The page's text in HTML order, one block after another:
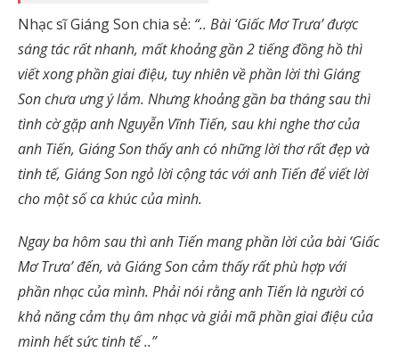
Nhạc sĩ Giáng Son chia sẻ: “.. Bài ‘Giấc Mơ Trưa’ được
sáng tác rất nhanh, mất khoảng gần 2 tiếng đồng hồ thì
viết xong phần giai điệu, tuy nhiên về phần lời thì Giáng
Son chưa ưng ý lắm. Nhưng khoảng gần ba tháng sau thì
tình cờ gặp anh Nguyễn Vĩnh Tiến, sau khi nghe thơ của
anh Tiến, Giáng Son thấy anh có những lời thơ rất đẹp và
tinh tế, Giáng Son ngỏ lời cộng tác với anh Tiến để viết lời
cho một số ca khúc của mình.
Ngay ba hôm sau thì anh Tiến mang phần lời của bài ‘Giấc
Mơ Trưa’ đến, và Giáng Son cảm thấy rất phù hợp với
phần nhạc của mình. Phải nói rằng anh Tiến là người có
khả năng cảm thụ âm nhạc và giải mã phần giai điệu của
mình hết sức tinh tế ..”